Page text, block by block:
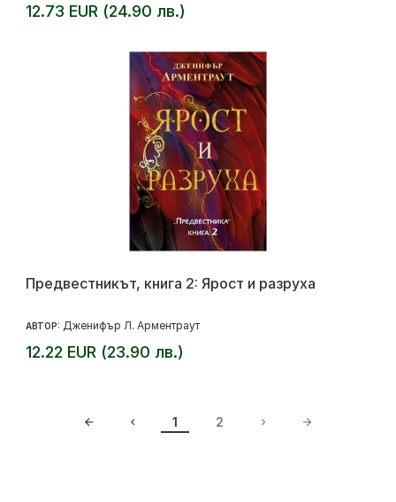
12.73 EUR (24.90 лв.)
Предвестникът, книга 2: Ярост и разруха
АВТОР: Дженифър Л. Арментраут
12.22 EUR (23.90 лв.)
1 2